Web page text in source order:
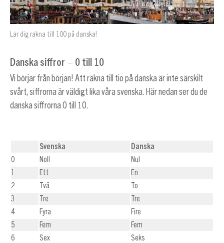
Lär dig räkna till 100 på danska!
Danska siffror – 0 till 10
Vi börjar från början! Att räkna till tio på danska är inte särskilt
svårt, siffrorna är väldigt lika våra svenska. Här nedan ser du de
danska siffrorna 0 till 10.
Svenska
Danska
0
Noll
Nul
1
Ett
En
2
Två
To
3
Tre
Tre
4
Fyra
Fire
5
Fem
Fem
6
Sex
Seks